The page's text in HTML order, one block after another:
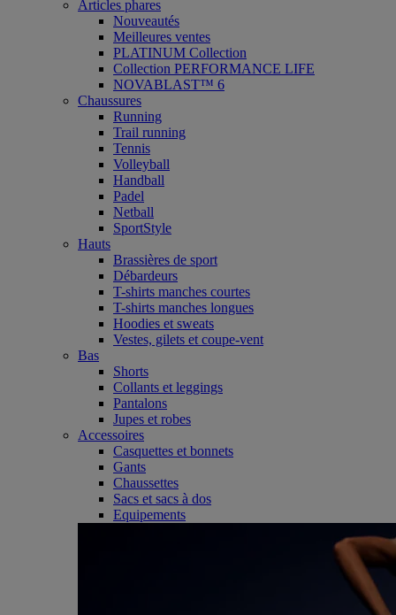
Articles phares
Nouveautés
Meilleures ventes
PLATINUM Collection
Collection PERFORMANCE LIFE
NOVABLAST™ 6
Chaussures
Running
Trail running
Tennis
Volleyball
Handball
Padel
Netball
SportStyle
Hauts
Brassières de sport
Débardeurs
T-shirts manches courtes
T-shirts manches longues
Hoodies et sweats
Vestes, gilets et coupe-vent
Bas
Shorts
Collants et leggings
Pantalons
Jupes et robes
Accessoires
Casquettes et bonnets
Gants
Chaussettes
Sacs et sacs à dos
Equipements